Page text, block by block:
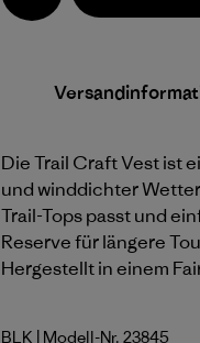
Die Trail Craft Vest ist
und winddichter
Trail-Tops passt und
Reserve für längere
Hergestellt in einem
BLK | Modell-Nr. 23845